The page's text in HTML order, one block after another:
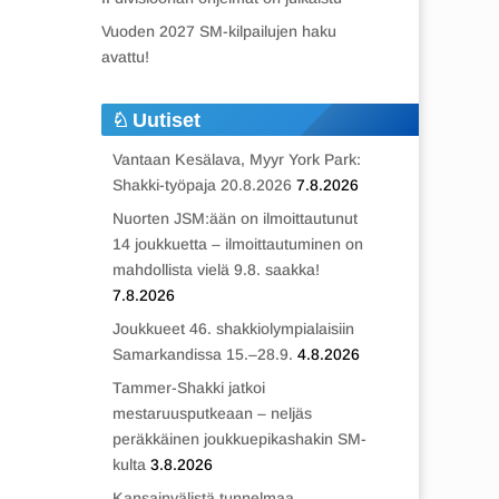
Vuoden 2027 SM-kilpailujen haku
avattu!
Uutiset
Vantaan Kesälava, Myyr York Park:
Shakki-työpaja 20.8.2026 7.8.2026
Nuorten JSM:ään on ilmoittautunut
14 joukkuetta – ilmoittautuminen on
mahdollista vielä 9.8. saakka!
7.8.2026
Joukkueet 46. shakkiolympialaisiin
Samarkandissa 15.–28.9. 4.8.2026
Tammer-Shakki jatkoi
mestaruusputkeaan – neljäs
peräkkäinen joukkuepikashakin SM-
kulta 3.8.2026